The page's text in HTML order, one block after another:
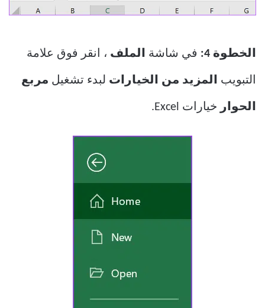
الخطوة 4: في شاشة الملف ، انقر فوق علامة
التبويب المزيد من الخيارات لبدء تشغيل مربع
الحوار خيارات Excel.